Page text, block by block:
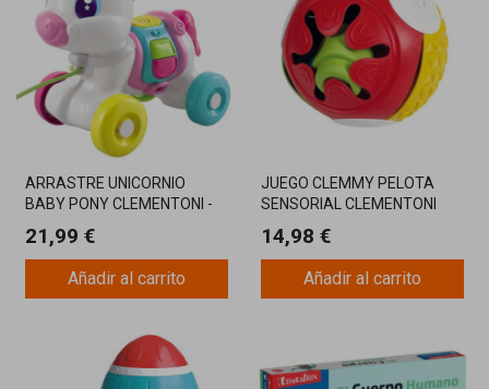
ARRASTRE UNICORNIO
BABY PONY CLEMENTONI -
21,99 €
Añadir al carrito
JUEGO CLEMMY PELOTA
SENSORIAL CLEMENTONI
14,98 €
Añadir al carrito